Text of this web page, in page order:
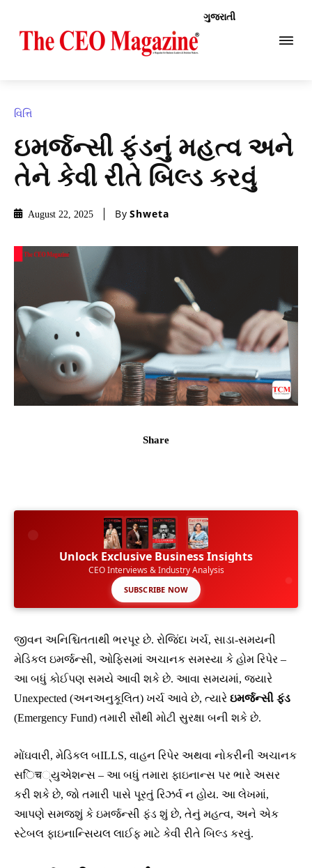
ગુજરાતી
વિત્તિ
ઇમર્જન્સી ફંડનું મહત્વ અને
તેને કેવી રીતે બિલ્ડ કરવું
August 22, 2025 By Shweta
Share
Unlock Exclusive Business Insights
CEO Interviews & Industry Analysis
SUBSCRIBE NOW
જીવન અનિશ્ચિતતાથી ભરપૂર છે. રોજિંદા ખર્ચ, સાડા-સમયની
મેડિકલ ઇમર્જન્સી, ઓફિસમાં અચાનક સમસ્યા કે હોમ રિપેર –
આ બધું કોઈપણ સમયે આવી શકે છે. આવા સમયમાં, જ્યારે
Unexpected (અનઅનુકૂલિત) ખર્ચ આવે છે, ત્યારે ઇમર્જન્સી ફંડ
(Emergency Fund) તમારી સૌથી મોટી સુરક્ષા બની શકે છે.
મોંઘવારી, મેડિકલ બILLS, વાહન રિપેર અથવા નોકરીની અચાનક
સिच્યુએશન્સ – આ બધું તમારા ફાઇનાન્સ પર ભારે અસર
કરી શકે છે, જો તમારી પાસે પૂરતું રિઝર્વ ન હોય. આ લેખમાં,
આપણે સમજશું કે ઇમર્જન્સી ફંડ શું છે, તેનું મહત્વ, અને એક
સ્ટેબલ ફાઇનાન્સિયલ લાઈફ માટે કેવી રીતે બિલ્ડ કરવું.